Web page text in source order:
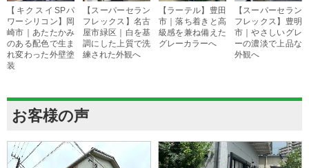
【キクスイSPパ
ワーシリコン】岡
崎市｜あたたかみ
のある配色で生ま
れ変わった外壁塗
装
【スーパーセラン
フレックス】名古
屋市緑区｜白を基
調にした上質で洗
練された外観へ
【ラーテル】豊田
市｜落ち着きと高
級感を兼ね備えた
グレーカラーへ
【スーパーセラン
フレックス】豊明
市｜やさしいグレ
ーの濃淡で上品な
外観へ
お客様の声